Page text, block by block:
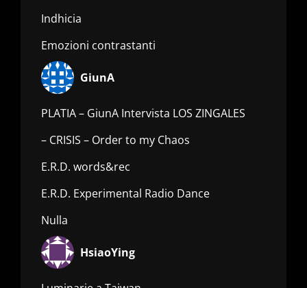
Indhicia
Emozioni contrastanti
GiunA
PLATIA – GiunA Intervista LOS ZINGALES
– CRISIS – Order to my Chaos
E.R.D. words&rec
E.R.D. Experimental Radio Dance
Nulla
HsiaoYing